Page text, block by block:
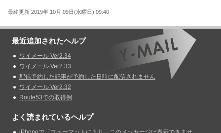
最終更新 2019年 10月 09日(水曜日) 09:40
最近追加されたヘルプ
ワイメール Ver2.34
ワイメール Ver2.33
配信予約した記事が予約した日時に配信されません
ワイメール Ver2.32
Route53での取得例
よく読まれているヘルプ